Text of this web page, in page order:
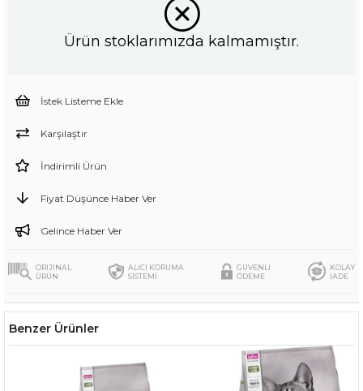
Ürün stoklarımızda kalmamıştır.
İstek Listeme Ekle
Karşılaştır
İndirimli Ürün
Fiyat Düşünce Haber Ver
Gelince Haber Ver
ORİJİNAL
ÜRÜN
ALICI KORUMA
SİSTEMİ
GÜVENLİ
ÖDEME
KOLAY
İADE
Benzer Ürünler